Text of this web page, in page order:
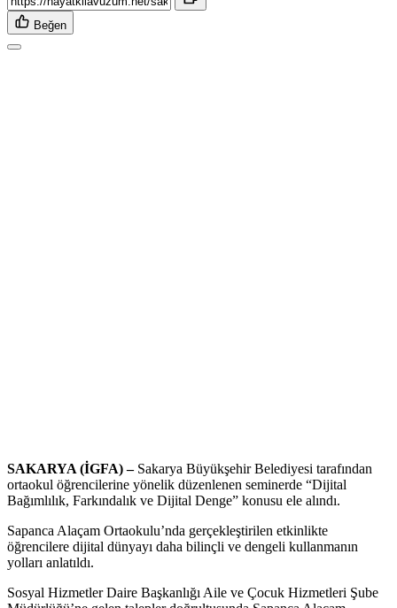
Beğen
SAKARYA (İGFA) – Sakarya Büyükşehir Belediyesi tarafından
ortaokul öğrencilerine yönelik düzenlenen seminerde “Dijital
Bağımlılık, Farkındalık ve Dijital Denge” konusu ele alındı.
Sapanca Alaçam Ortaokulu’nda gerçekleştirilen etkinlikte
öğrencilere dijital dünyayı daha bilinçli ve dengeli kullanmanın
yolları anlatıldı.
Sosyal Hizmetler Daire Başkanlığı Aile ve Çocuk Hizmetleri Şube